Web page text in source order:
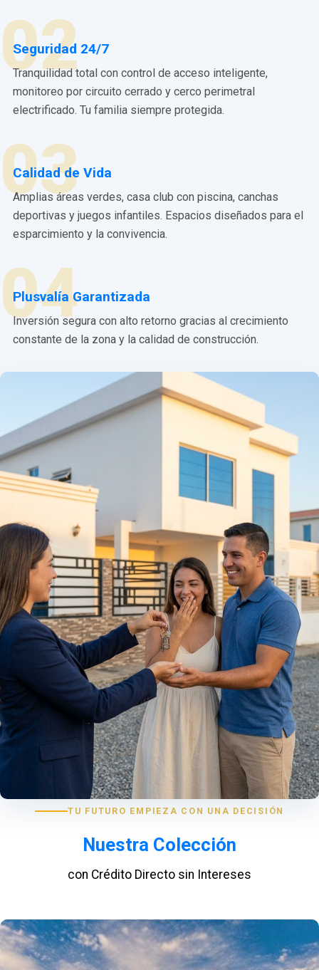
02
Seguridad 24/7
Tranquilidad total con control de acceso inteligente,
monitoreo por circuito cerrado y cerco perimetral
electrificado. Tu familia siempre protegida.
03
Calidad de Vida
Amplias áreas verdes, casa club con piscina, canchas
deportivas y juegos infantiles. Espacios diseñados para el
esparcimiento y la convivencia.
04
Plusvalía Garantizada
Inversión segura con alto retorno gracias al crecimiento
constante de la zona y la calidad de construcción.
TU FUTURO EMPIEZA CON UNA DECISIÓN
Nuestra Colección
con Crédito Directo sin Intereses